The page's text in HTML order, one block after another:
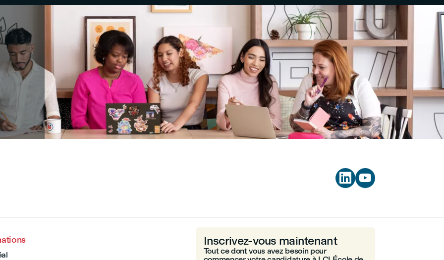
 
Inscrivez-vous maintenant
Tout ce dont vous avez besoin pour